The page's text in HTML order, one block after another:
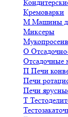
Кремоварки
М Машины
Миксеры
О
П Печи
Печи
Печи
Т